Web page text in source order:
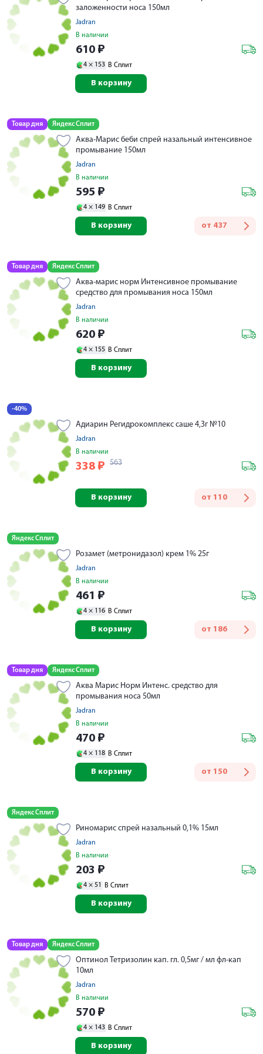
заложенности носа 150мл
Jadran
В наличии
610 ₽
4 × 153 В Сплит
В корзину
Товар дня Яндекс Сплит
Аква-Марис беби спрей назальный интенсивное
промывание 150мл
Jadran
В наличии
595 ₽
4 × 149 В Сплит
от 437
В корзину
Товар дня Яндекс Сплит
Аква-марис норм Интенсивное промывание
средство для промывания носа 150мл
Jadran
В наличии
620 ₽
4 × 155 В Сплит
В корзину
-40%
Адиарин Регидрокомплекс саше 4,3г №10
Jadran
В наличии
338 ₽ 563
от 110
В корзину
Яндекс Сплит
Розамет (метронидазол) крем 1% 25г
Jadran
В наличии
461 ₽
4 × 116 В Сплит
от 186
В корзину
Товар дня Яндекс Сплит
Аква Марис Норм Интенс. средство для
промывания носа 50мл
Jadran
В наличии
470 ₽
4 × 118 В Сплит
от 150
В корзину
Яндекс Сплит
Риномарис спрей назальный 0,1% 15мл
Jadran
В наличии
203 ₽
4 × 51 В Сплит
В корзину
Товар дня Яндекс Сплит
Оптинол Тетризолин кап. гл. 0,5мг / мл фл-кап
10мл
Jadran
В наличии
570 ₽
4 × 143 В Сплит
В корзину